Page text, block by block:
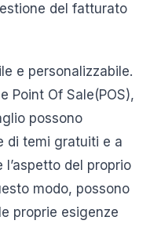
del fatturato
e personalizzabile.
Point Of Sale(POS),
possono
di temi gratuiti e a
del proprio
modo, possono
proprie esigenze